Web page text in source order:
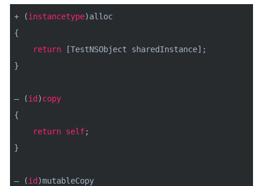
+ (instancetype)alloc
{
return [TestNSObject sharedInstance];
}
– (id )copy
{
return self;
}
– (id )mutableCopy